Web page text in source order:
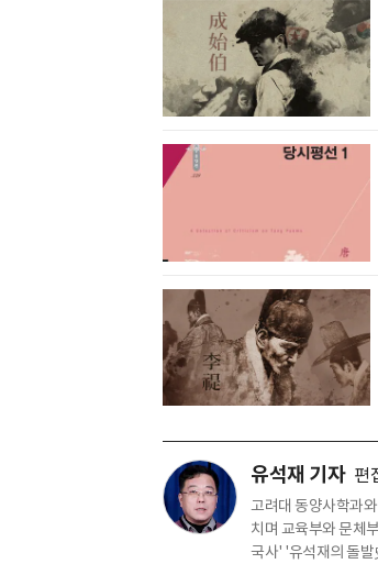
유석재 기자 편
고려대 동양사학과
치며 교육부와 문체
국사' '유석재의 돌